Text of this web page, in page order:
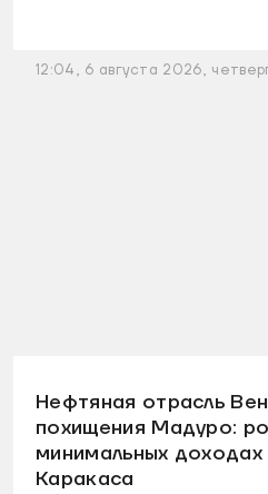
12:04, 6 августа 2026,
Нефтяная отрасль
похищения Мадуро:
минимальных
Каракаса